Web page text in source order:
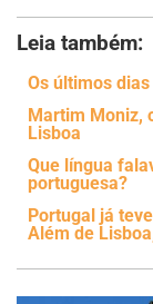
Leia também:
Os últimos
Martim Moniz,
Lisboa
Que língua
portuguesa?
Portugal já
Além de